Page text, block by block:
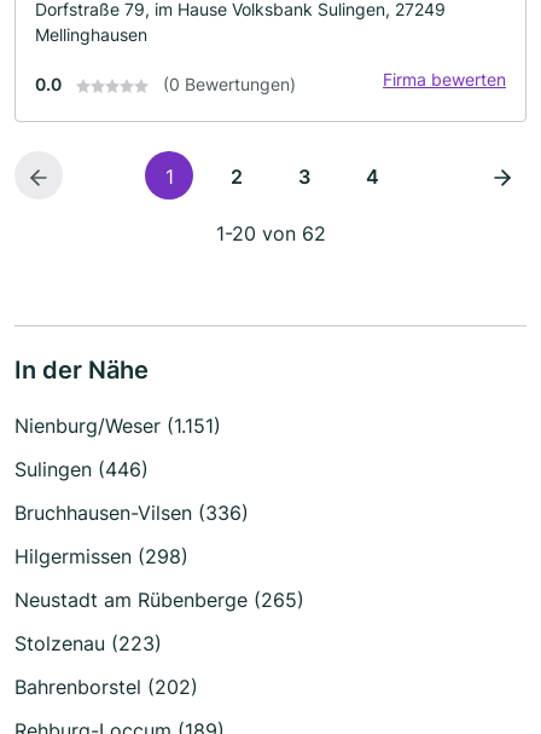
Dorfstraße 79, im Hause Volksbank Sulingen, 27249
Mellinghausen
0.0 (0 Bewertungen) Firma bewerten
1 2 3 4
1-20 von 62
In der Nähe
Nienburg/Weser (1.151)
Sulingen (446)
Bruchhausen-Vilsen (336)
Hilgermissen (298)
Neustadt am Rübenberge (265)
Stolzenau (223)
Bahrenborstel (202)